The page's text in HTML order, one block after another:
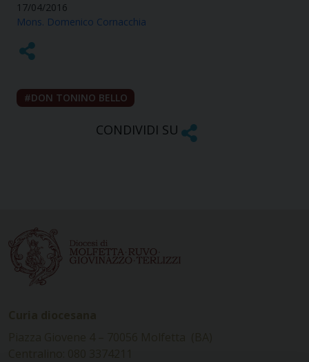
17/04/2016
Mons. Domenico Cornacchia
DON TONINO BELLO
CONDIVIDI SU